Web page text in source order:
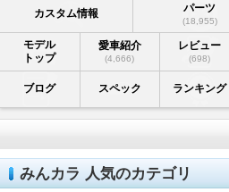
カスタム情報 パーツ
(18,955)
モデル
トップ
愛車紹介
(4,666)
レビュー
(698)
ブログ スペック ランキング
みんカラ 人気のカテゴリ